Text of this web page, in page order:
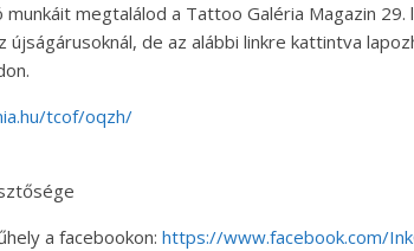
megtalálod a Tattoo Galéria Magazin 29.
de az alábbi linkre kattintva
tcof/oqzh/
a facebookon: https://www.facebook.com/